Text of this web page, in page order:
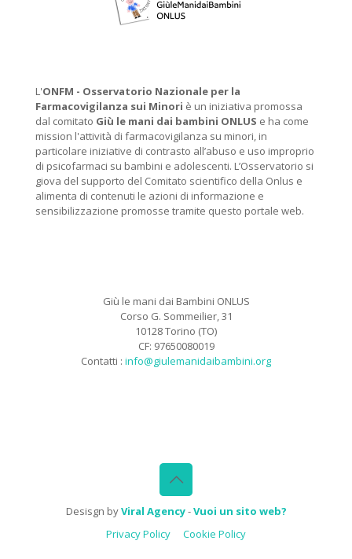
L'ONFM - Osservatorio Nazionale per la
Farmacovigilanza sui Minori è un iniziativa promossa
dal comitato Giù le mani dai bambini ONLUS e ha come
mission l'attività di farmacovigilanza su minori, in
particolare iniziative di contrasto all’abuso e uso improprio
di psicofarmaci su bambini e adolescenti. L’Osservatorio si
giova del supporto del Comitato scientifico della Onlus e
alimenta di contenuti le azioni di informazione e
sensibilizzazione promosse tramite questo portale web.
Giù le mani dai Bambini ONLUS
Corso G. Sommeilier, 31
10128 Torino (TO)
CF: 97650080019
Contatti : info@giulemanidaibambini.org
Desisgn byViral Agency-Vuoi un sito web?
Privacy Policy
Cookie Policy